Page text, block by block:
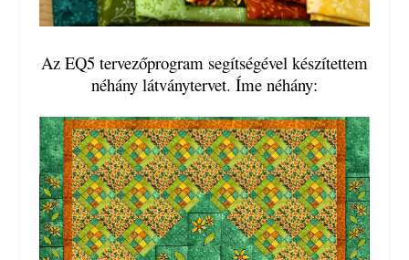
Az EQ5 tervezőprogram segítségével készítettem
néhány látványtervet. Íme néhány: